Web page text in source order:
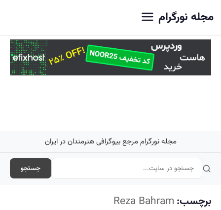
مجله نورگرام
مجله نورگرام مرجع بیوگرافی هنرمندان در ایران
جستجو
برچسب: Reza Bahram